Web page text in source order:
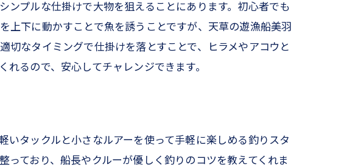
プルな仕掛けで大物を狙えることにあります。初心者でも
上下に動かすことで魚を誘うことですが、天草の遊漁船美羽
なタイミングで仕掛けを落とすことで、ヒラメやアコウと
るので、安心してチャレンジできます。
タックルと小さなルアーを使って手軽に楽しめる釣りスタ
ており、船長やクルーが優しく釣りのコツを教えてくれま